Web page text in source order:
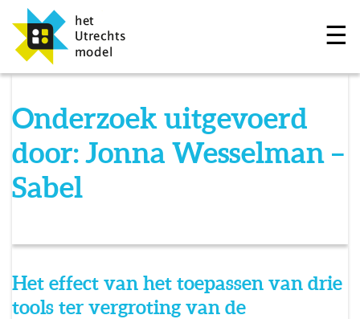
☰
Onderzoek uitgevoerd
door:Jonna Wesselman –
Sabel
Het effect van het toepassen van drie
tools ter vergroting van de